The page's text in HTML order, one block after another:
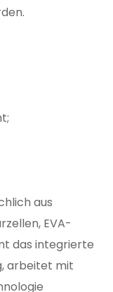
aus
EVA-
das integrierte
arbeitet mit